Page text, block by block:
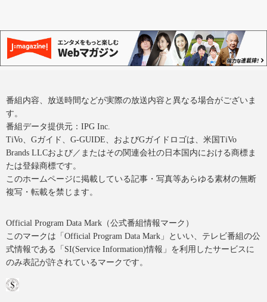
番組内容、放送時間などが実際の放送内容と異なる場合がございま
す。
番組データ提供元：IPG Inc.
TiVo、Gガイド、G-GUIDE、およびGガイドロゴは、米国TiVo
Brands LLCおよび／またはその関連会社の日本国内における商標ま
たは登録商標です。
このホームページに掲載している記事・写真等あらゆる素材の無断
複写・転載を禁じます。
Official Program Data Mark（公式番組情報マーク）
このマークは「Official Program Data Mark」といい、テレビ番組の公
式情報である「SI(Service Information)情報」を利用したサービスに
のみ表記が許されているマークです。